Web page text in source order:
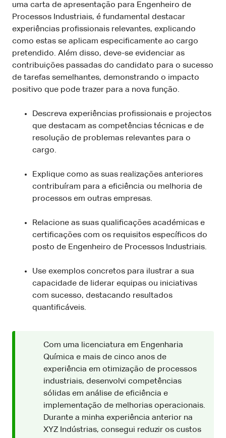
uma carta de apresentação para Engenheiro de
Processos Industriais, é fundamental destacar
experiências profissionais relevantes, explicando
como estas se aplicam especificamente ao cargo
pretendido. Além disso, deve-se evidenciar as
contribuições passadas do candidato para o sucesso
de tarefas semelhantes, demonstrando o impacto
positivo que pode trazer para a nova função.
Descreva experiências profissionais e projectos
que destacam as competências técnicas e de
resolução de problemas relevantes para o
cargo.
Explique como as suas realizações anteriores
contribuíram para a eficiência ou melhoria de
processos em outras empresas.
Relacione as suas qualificações académicas e
certificações com os requisitos específicos do
posto de Engenheiro de Processos Industriais.
Use exemplos concretos para ilustrar a sua
capacidade de liderar equipas ou iniciativas
com sucesso, destacando resultados
quantificáveis.
Com uma licenciatura em Engenharia
Química e mais de cinco anos de
experiência em otimização de processos
industriais, desenvolvi competências
sólidas em análise de eficiência e
implementação de melhorias operacionais.
Durante a minha experiência anterior na
XYZ Indústrias, consegui reduzir os custos